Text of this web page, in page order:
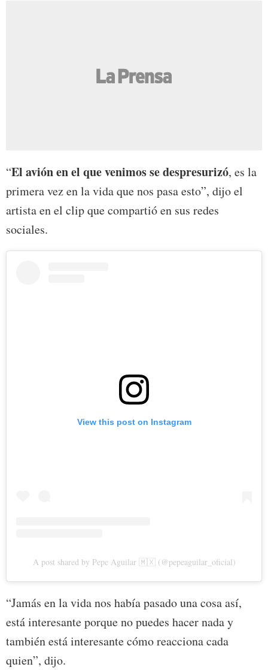
“El avión en el que venimos se despresurizó, es la
primera vez en la vida que nos pasa esto”, dijo el
artista en el clip que compartió en sus redes
sociales.
View this post on Instagram
A post shared by Pepe Aguilar 🇲🇽 (@pepeaguilar_oficial)
“Jamás en la vida nos había pasado una cosa así,
está interesante porque no puedes hacer nada y
también está interesante cómo reacciona cada
quien”, dijo.